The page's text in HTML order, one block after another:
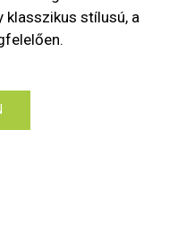
klasszikus stílusú, a